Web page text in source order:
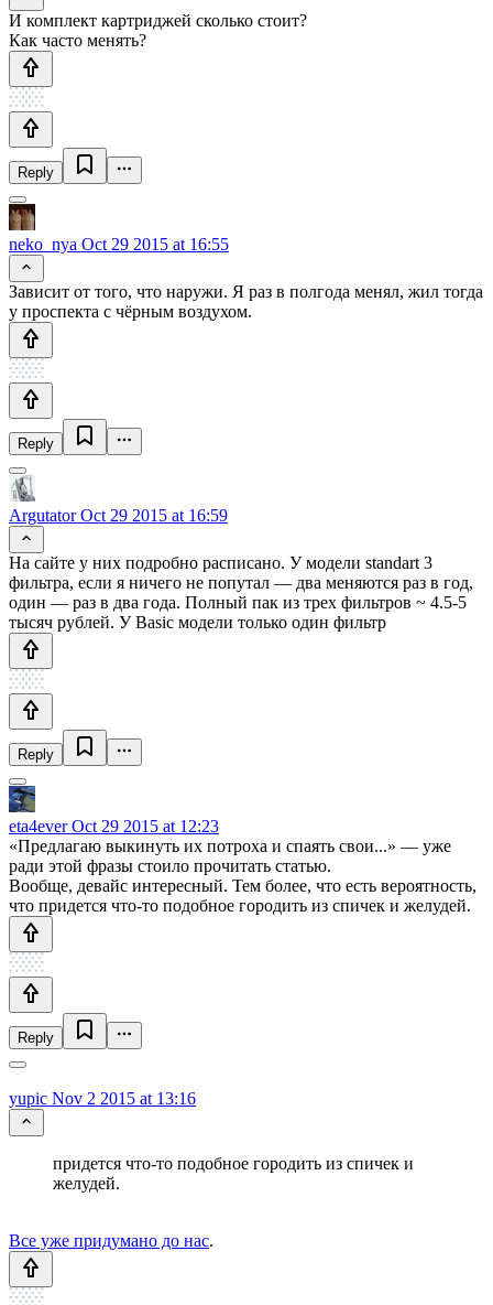
И комплект картриджей сколько стоит?
Как часто менять?
Reply
neko_nya Oct 29 2015 at 16:55
Зависит от того, что наружи. Я раз в полгода менял, жил тогда
у проспекта с чёрным воздухом.
Reply
ArgutatorOct 29 2015 at 16:59
На сайте у них подробно расписано. У модели standart 3
фильтра, если я ничего не попутал — два меняются раз в год,
один — раз в два года. Полный пак из трех фильтров ~ 4.5-5
тысяч рублей. У Basic модели только один фильтр
Reply
eta4everOct 29 2015 at 12:23
«Предлагаю выкинуть их потроха и спаять свои...» — уже
ради этой фразы стоило прочитать статью.
Вообще, девайс интересный. Тем более, что есть вероятность,
что придется что-то подобное городить из спичек и желудей.
Reply
yupic Nov 2 2015 at 13:16
придется что-то подобное городить из спичек и
желудей.
Все уже придумано до нас.